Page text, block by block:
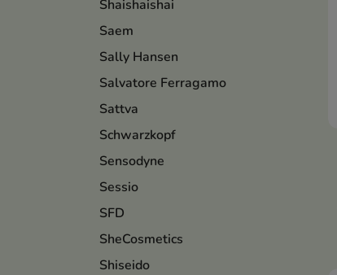
Shaishaishai
Saem
Sally Hansen
Salvatore Ferragamo
Sattva
Schwarzkopf
Sensodyne
Sessio
SFD
SheCosmetics
Shiseido